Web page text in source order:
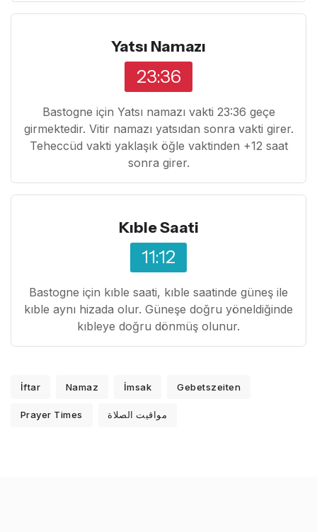
Yatsı Namazı
23:36
Bastogne için Yatsı namazı vakti 23:36 geçe
girmektedir. Vitir namazı yatsıdan sonra vakti girer.
Teheccüd vakti yaklaşık öğle vaktinden +12 saat
sonra girer.
Kıble Saati
11:12
Bastogne için kıble saati, kıble saatinde güneş ile
kıble aynı hizada olur. Güneşe doğru yöneldiğinde
kıbleye doğru dönmüş olunur.
İftar Namaz İmsak Gebetszeiten
Prayer Times مواقيت الصلاة